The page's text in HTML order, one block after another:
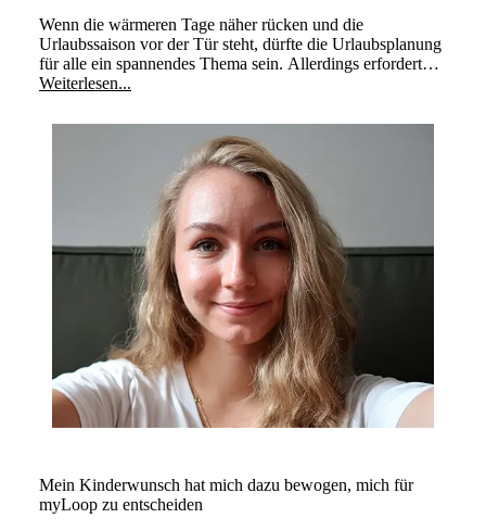
Wenn die wärmeren Tage näher rücken und die
Urlaubssaison vor der Tür steht, dürfte die Urlaubsplanung
für alle ein spannendes Thema sein. Allerdings erfordert
Reisen zusätzliche Überlegungen.
Weiterlesen...
Mein Kinderwunsch hat mich dazu bewogen, mich für
myLoop zu entscheiden